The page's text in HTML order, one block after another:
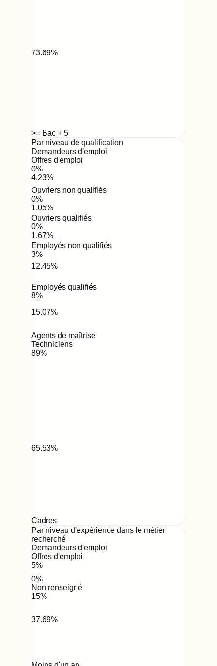
73.69%
>= Bac + 5
Par niveau de qualification
Demandeurs d'emploi
Offres d'emploi
0%
4.23%
Ouvriers non qualifiés
0%
1.05%
Ouvriers qualifiés
0%
1.67%
Employés non qualifiés
3%
12.45%
Employés qualifiés
8%
15.07%
Agents de maîtrise
Techniciens
89%
65.53%
Cadres
Par niveau d'expérience dans le métier
recherché
Demandeurs d'emploi
Offres d'emploi
5%
0%
Non renseigné
15%
37.69%